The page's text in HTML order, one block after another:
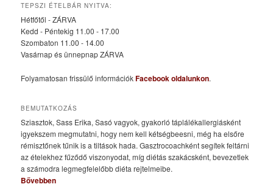
TEPSZI ÉTELBÁR NYITVA:
Hétfőtől - ZÁRVA
Kedd - Péntekig 11.00 - 17.00
Szombaton 11.00 - 14.00
Vasárnap és ünnepnap ZÁRVA
Folyamatosan frissülő információkFacebook oldalunkon.
BEMUTATKOZÁS
Sziasztok, Sass Erika, Sasó vagyok, gyakorló táplálékallergiásként
igyekszem megmutatni, hogy nem kell kétségbeesni, még ha elsőre
rémisztőnek tűnik is a tiltások hada. Gasztrocoachként segítek feltárni
az ételekhez fűződő viszonyodat, míg diétás szakácsként, bevezetlek
a számodra legmegfelelőbb diéta rejtelmeibe.
Bővebben